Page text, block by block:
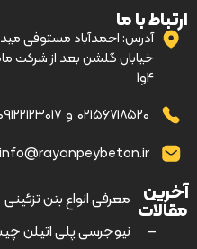
ارتباط با ما
آدرس: احمدآباد مستوفی
خیابان گلشن بعد از شرکت
4و1
۰۲۱۵۶۷۱۸۵۲۰ و
info@rayanpeybeton.ir
آخرین
مقالات
–
معرفی انواع بتن تزئینی
–
نیوجرسی پلی اتیلن